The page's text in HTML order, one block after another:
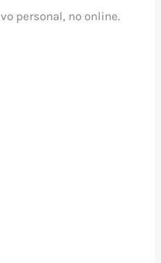
personal, no online.